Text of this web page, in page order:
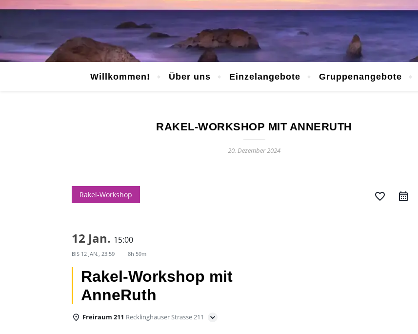
Willkommen! Über uns Einzelangebote Gruppenangebote
RAKEL-WORKSHOP MIT ANNERUTH
20. Dezember 2024
Rakel-Workshop favorite_border
12 Jan. 15:00
BIS 12 JAN., 23:59 8h 59m
Rakel-Workshop mit
AnneRuth
Freiraum 211 Recklinghauser Strasse 211